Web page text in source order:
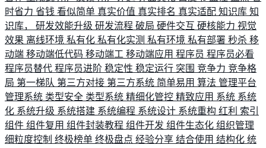
时省力 省钱 看似简单 真实价值 真实排名 真实适配 知识库 知
识库， 研发效能升级 研发流程 破局 硬件交互 硬核能力 视觉
效果 离线环境 私有化 私有化实测 私有环境 私有部署 秒杀 移
动端 移动端低代码 移动端工 移动端应用 程序员 程序员必看
程序员替代 程序员进阶 稳定性 稳定运行 突围 竞争力 竞争格
局 第一梯队 第三方对接 第三方系统 简单易用 算法 管理平台
管理系统 类型安全 类型系统 精细化管控 精致应用 系统 系统
化 系统升级 系统搭建 系统编程 系统设计 系统重构 红利 索引
组件 组件复用 组件封装教程 组件开发 组件生态化 组织管理
细粒度控制 终极榜单 终极盘点 经验分享 结合使用 结构化 统